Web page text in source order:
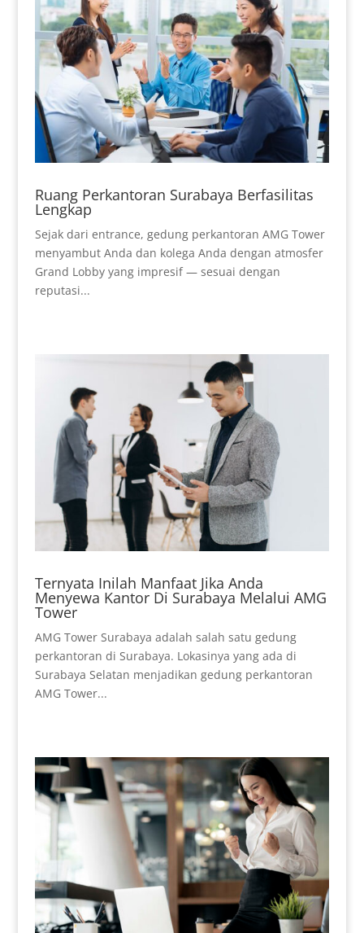
Ruang Perkantoran Surabaya Berfasilitas
Lengkap
Sejak dari entrance, gedung perkantoran AMG Tower
menyambut Anda dan kolega Anda dengan atmosfer
Grand Lobby yang impresif — sesuai dengan
reputasi...
Ternyata Inilah Manfaat Jika Anda
Menyewa Kantor Di Surabaya Melalui AMG
Tower
AMG Tower Surabaya adalah salah satu gedung
perkantoran di Surabaya. Lokasinya yang ada di
Surabaya Selatan menjadikan gedung perkantoran
AMG Tower...